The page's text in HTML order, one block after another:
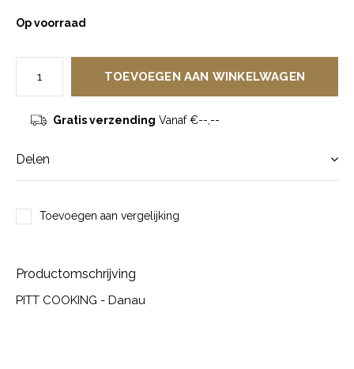
Op voorraad
TOEVOEGEN AAN WINKELWAGEN
Gratis verzending Vanaf €--,--
Delen
Toevoegen aan vergelijking
Productomschrijving
PITT COOKING - Danau